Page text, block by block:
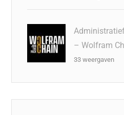
– Wolfram
33 weergaven